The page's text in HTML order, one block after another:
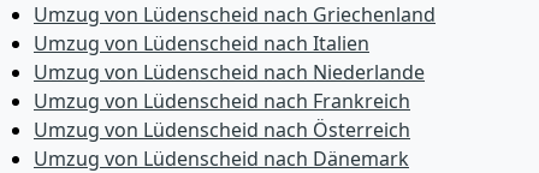
Umzug von Lüdenscheid nach Griechenland
Umzug von Lüdenscheid nach Italien
Umzug von Lüdenscheid nach Niederlande
Umzug von Lüdenscheid nach Frankreich
Umzug von Lüdenscheid nach Österreich
Umzug von Lüdenscheid nach Dänemark